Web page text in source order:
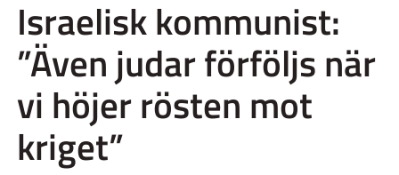
Israelisk kommunist:
”Även judar förföljs när
vi höjer rösten mot
kriget”